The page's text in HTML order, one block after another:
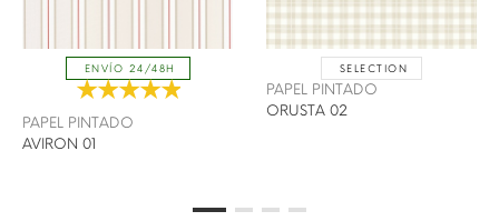
ENVÍO 24/48H
PAPEL PINTADO
AVIRON 01
SELECTION
PAPEL PINTADO
ORUSTA 02